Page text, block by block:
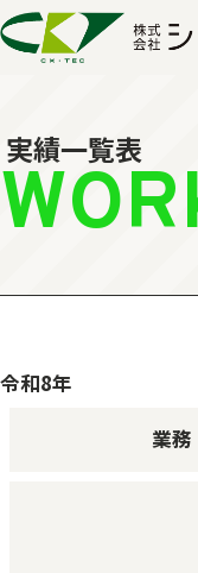
実績一覧表
令和8年
業務